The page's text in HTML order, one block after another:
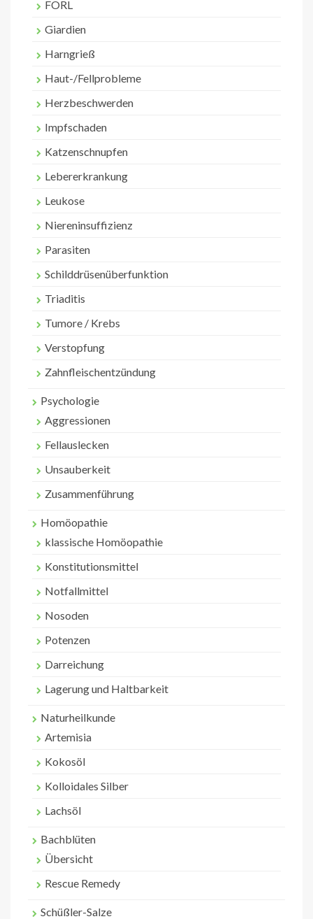
FORL
Giardien
Harngrieß
Haut-/Fellprobleme
Herzbeschwerden
Impfschaden
Katzenschnupfen
Lebererkrankung
Leukose
Niereninsuffizienz
Parasiten
Schilddrüsenüberfunktion
Triaditis
Tumore / Krebs
Verstopfung
Zahnfleischentzündung
Psychologie
Aggressionen
Fellauslecken
Unsauberkeit
Zusammenführung
Homöopathie
klassische Homöopathie
Konstitutionsmittel
Notfallmittel
Nosoden
Potenzen
Darreichung
Lagerung und Haltbarkeit
Naturheilkunde
Artemisia
Kokosöl
Kolloidales Silber
Lachsöl
Bachblüten
Übersicht
Rescue Remedy
Schüßler-Salze